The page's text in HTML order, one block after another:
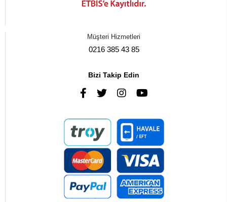
Müşteri Hizmetleri
0216 385 43 85
Bizi Takip Edin